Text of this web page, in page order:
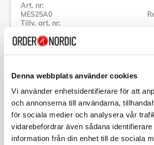
Denna webbplats använder cookies
Vi använder enhetsidentifierare för att
och annonserna till användarna,
för sociala medier och analysera vår
vidarebefordrar även sådana
information från din enhet till de sociala
Art. nr:
MES25A0
Tillv. art. nr:
Se alla produkter inom Bosch
Beskrivning
Art. nr:MES25A0